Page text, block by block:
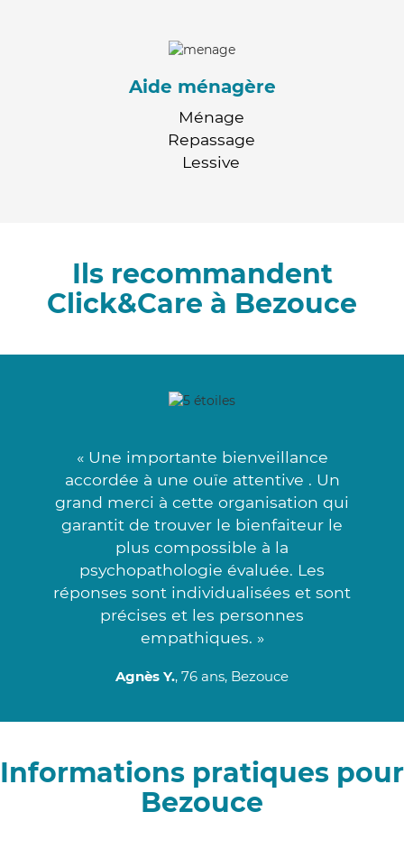
Aide ménagère
Ménage
Repassage
Lessive
Ils recommandent
Click&Care à Bezouce
« Une importante bienveillance
accordée à une ouïe attentive . Un
grand merci à cette organisation qui
garantit de trouver le bienfaiteur le
plus compossible à la
psychopathologie évaluée. Les
réponses sont individualisées et sont
précises et les personnes
empathiques. »
Agnès Y., 76 ans, Bezouce
Informations pratiques pour
Bezouce